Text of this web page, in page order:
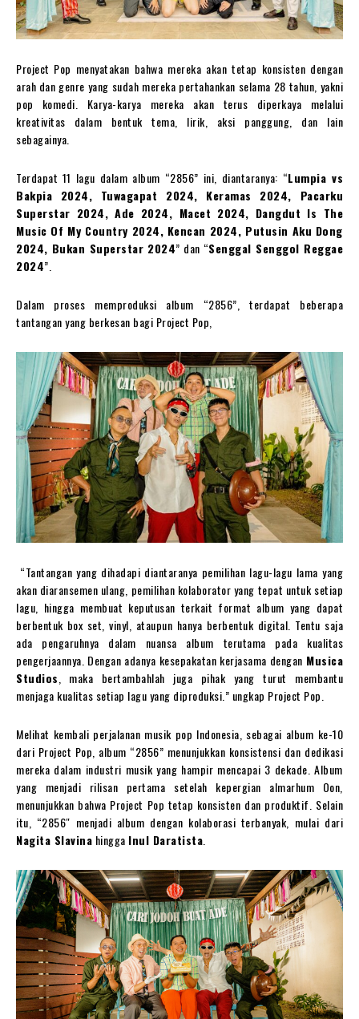
Project Pop menyatakan bahwa mereka akan tetap konsisten dengan
arah dan genre yang sudah mereka pertahankan selama 28 tahun, yakni
pop komedi. Karya-karya mereka akan terus diperkaya melalui
kreativitas dalam bentuk tema, lirik, aksi panggung, dan lain
sebagainya.
Terdapat 11 lagu dalam album “2856” ini, diantaranya: “Lumpia vs
Bakpia 2024, Tuwagapat 2024, Keramas 2024, Pacarku
Superstar 2024, Ade 2024, Macet 2024, Dangdut Is The
Music Of My Country 2024, Kencan 2024, Putusin Aku Dong
2024, Bukan Superstar 2024” dan “Senggal Senggol Reggae
2024”.
Dalam proses memproduksi album “2856”, terdapat beberapa
tantangan yang berkesan bagi Project Pop,
“Tantangan yang dihadapi diantaranya pemilihan lagu-lagu lama yang
akan diaransemen ulang, pemilihan kolaborator yang tepat untuk setiap
lagu, hingga membuat keputusan terkait format album yang dapat
berbentuk box set, vinyl, ataupun hanya berbentuk digital. Tentu saja
ada pengaruhnya dalam nuansa album terutama pada kualitas
pengerjaannya. Dengan adanya kesepakatan kerjasama dengan Musica
Studios , maka bertambahlah juga pihak yang turut membantu
menjaga kualitas setiap lagu yang diproduksi.” ungkap Project Pop.
Melihat kembali perjalanan musik pop Indonesia, sebagai album ke-10
dari Project Pop, album “2856” menunjukkan konsistensi dan dedikasi
mereka dalam industri musik yang hampir mencapai 3 dekade. Album
yang menjadi rilisan pertama setelah kepergian almarhum Oon,
menunjukkan bahwa Project Pop tetap konsisten dan produktif. Selain
itu, “2856″ menjadi album dengan kolaborasi terbanyak, mulai dari
Nagita Slavina hingga Inul Daratista